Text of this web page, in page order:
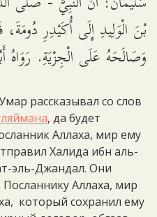
بْنَ الْوَلِيدِ إِلَى أُكَيْدِرِ
وَصَالَحَهُ عَلَى الْجِزْيَةِ. رَوَاهُ
рассказывал со слов
, да будет
Аллаха, мир ему
Халида ибн аль-
эль-Джандал. Они
Аллаха, мир
который сохранил ему